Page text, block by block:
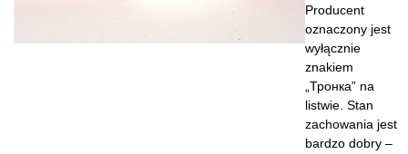
Producent
oznaczony jest
wyłącznie
znakiem
„Тронка” na
listwie. Stan
zachowania jest
bardzo dobry –